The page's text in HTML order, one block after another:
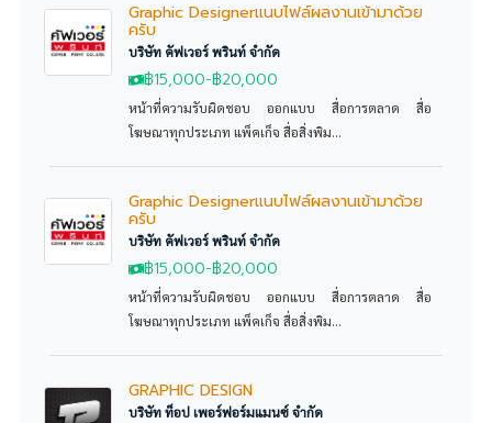
Graphic Designerแนบไฟล์ผลงานเข้ามาด้วย
ครับ
บริษัท คัฟเวอร์ พรินท์ จำกัด
฿15,000-฿20,000
หน้าที่ความรับผิดชอบ ออกแบบ สื่อการตลาด สื่อ
โฆษณาทุกประเภท แพ็คเก็จ สื่อสิ่งพิม...
Graphic Designerแนบไฟล์ผลงานเข้ามาด้วย
ครับ
บริษัท คัฟเวอร์ พรินท์ จำกัด
฿15,000-฿20,000
หน้าที่ความรับผิดชอบ ออกแบบ สื่อการตลาด สื่อ
โฆษณาทุกประเภท แพ็คเก็จ สื่อสิ่งพิม...
GRAPHIC DESIGN
บริษัท ท็อป เพอร์ฟอร์มแมนซ์ จำกัด